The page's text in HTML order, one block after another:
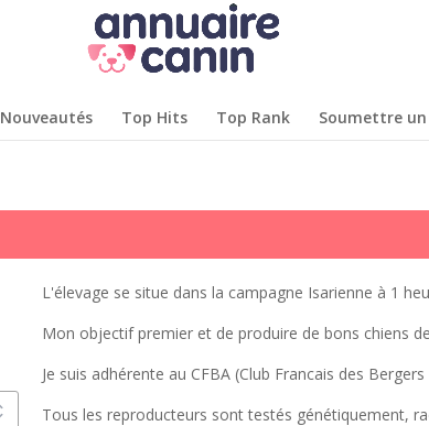
Nouveautés Top Hits Top Rank Soumettre
L'élevage se situe dans la campagne Isarienne à 1
Mon objectif premier et de produire de bons chiens
Je suis adhérente au CFBA (Club Francais des
Tous les reproducteurs sont testés génétiquement,